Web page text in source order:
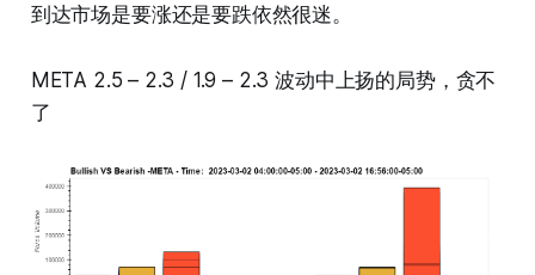
到达市场是要涨还是要跌依然很迷。
META 2.5 – 2.3 / 1.9 – 2.3 波动中上扬的局势，贪不
了